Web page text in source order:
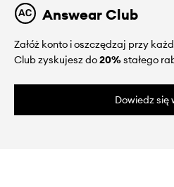
Answear Club
Załóż konto i oszczędzaj przy
Club zyskujesz do20%stałego
Dowiedz się